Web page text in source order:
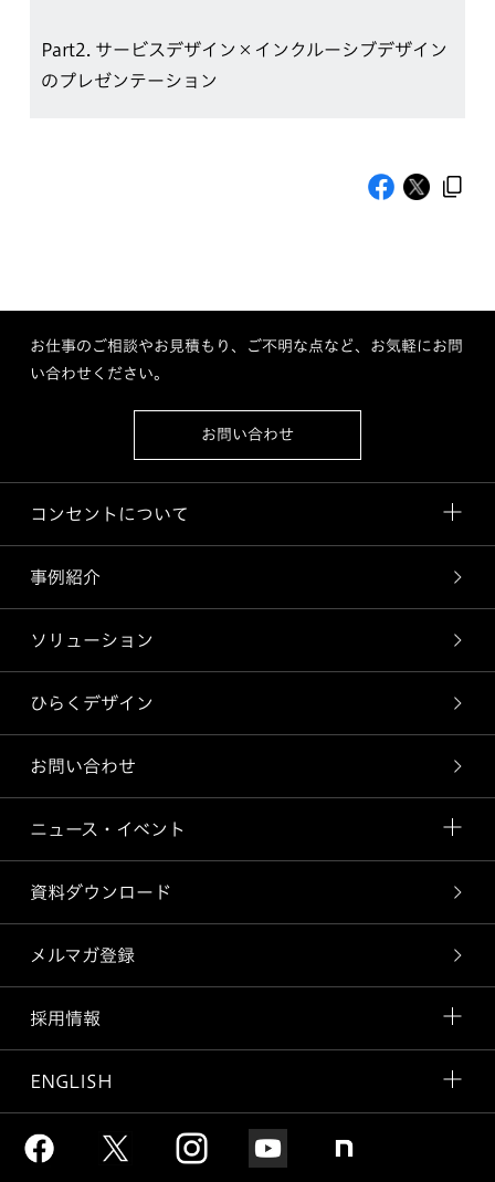
Part2. サービスデザイン×インクルーシブデザイン
のプレゼンテーション
お仕事のご相談やお見積もり、ご不明な点など、お気軽にお問
い合わせください。
お問い合わせ
コンセントについて
事例紹介
ソリューション
ひらくデザイン
お問い合わせ
ニュース・イベント
資料ダウンロード
メルマガ登録
採用情報
ENGLISH